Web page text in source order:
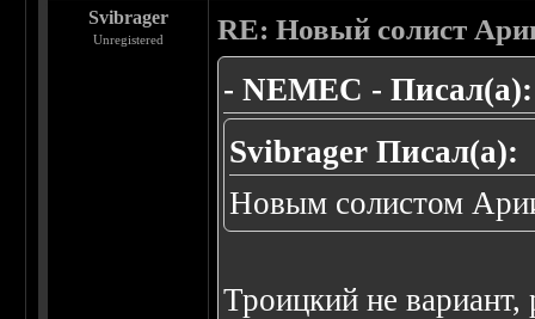
Svibrager
Unregistered RE: Новый солист
- NEMEC - Писал(а):
Svibrager Писал(а):
Новым солистом
Троицкий не